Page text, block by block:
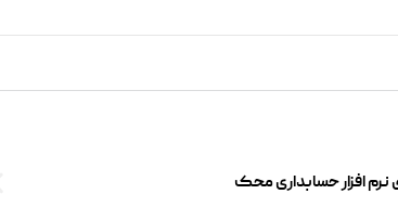
نرم افزار حسابداری محک